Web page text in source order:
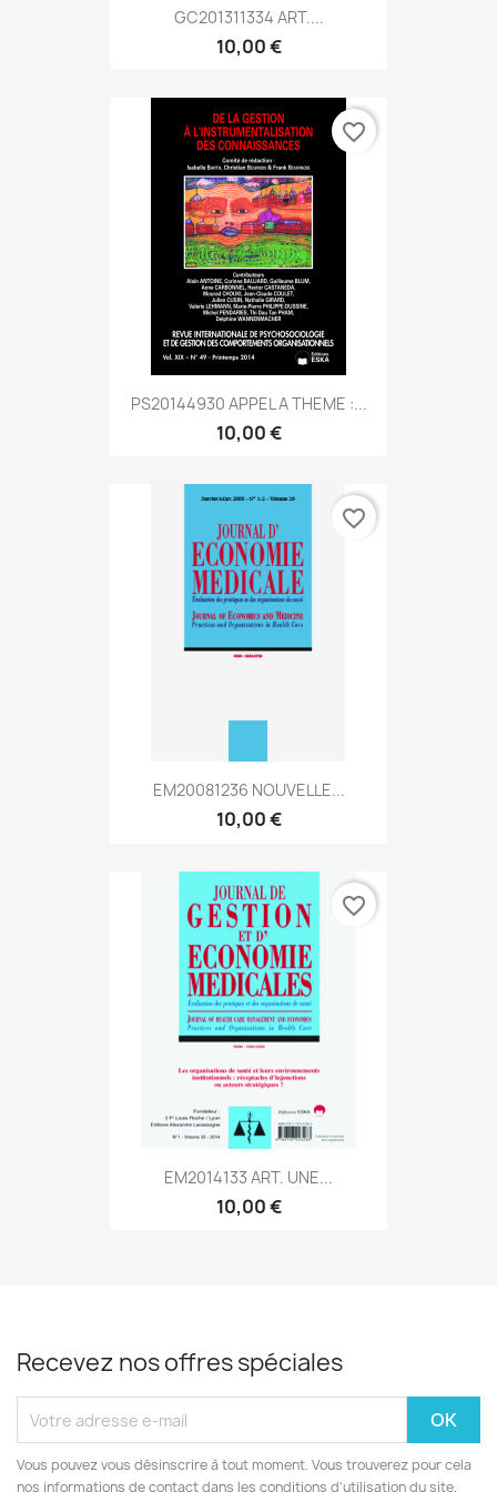
GC201311334 ART....
10,00 €
PS20144930 APPEL A THEME :...
10,00 €
favorite_border
EM20081236 NOUVELLE...
10,00 €
favorite_border
EM2014133 ART. UNE...
10,00 €
favorite_border
Recevez nos offres spéciales
Vous pouvez vous désinscrire à tout moment. Vous trouverez pour cela
nos informations de contact dans les conditions d'utilisation du site.